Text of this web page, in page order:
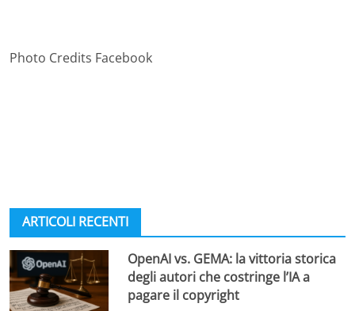
Photo Credits Facebook
ARTICOLI RECENTI
OpenAI vs. GEMA: la vittoria storica
degli autori che costringe l’IA a
pagare il copyright